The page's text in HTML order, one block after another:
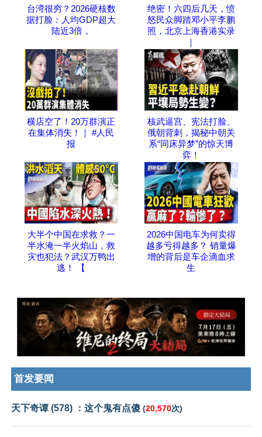
台湾很穷？2026硬核数
据打脸：人均GDP超大
陆近3倍，
绝密！六四后几天，愤
怒民众脚踏邓小平李鹏
照，北京上海香港实录
｜
横店空了！20万群演正
在集体消失！｜ #人民
报
核武逼宫、宪法打脸、
俄朝背刺，揭秘中朝关
系“同床异梦”的惊天博
弈！
大半个中国在求救？一
半水淹一半火焰山，救
灾也犯法？武汉万鸭出
逃！ 【
2026中国电车为何卖得
越多亏得越多？ 销量爆
增的背后是车企滴血求
生
首发要闻
天下奇谭 (578) ：这个鬼有点傻 (20,570次)